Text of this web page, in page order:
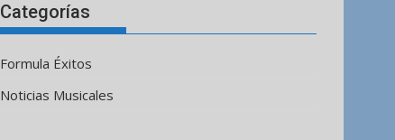
Categorías
Formula Éxitos
Noticias Musicales